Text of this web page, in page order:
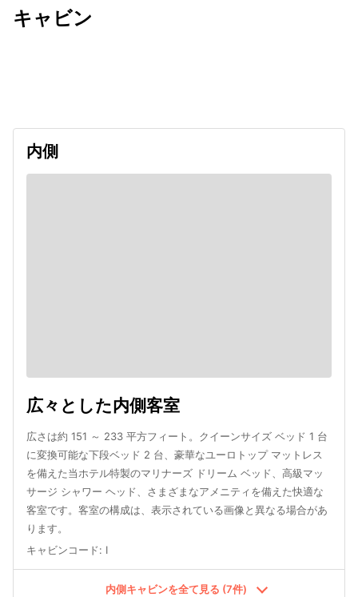
キャビン
内側
広々とした内側客室
広さは約 151 ～ 233 平方フィート。クイーンサイズ ベッド 1 台
に変換可能な下段ベッド 2 台、豪華なユーロトップ マットレス
を備えた当ホテル特製のマリナーズ ドリーム ベッド、高級マッ
サージ シャワー ヘッド、さまざまなアメニティを備えた快適な
客室です。客室の構成は、表示されている画像と異なる場合があ
ります。
キャビンコード: I
内側キャビンを全て見る (7件)